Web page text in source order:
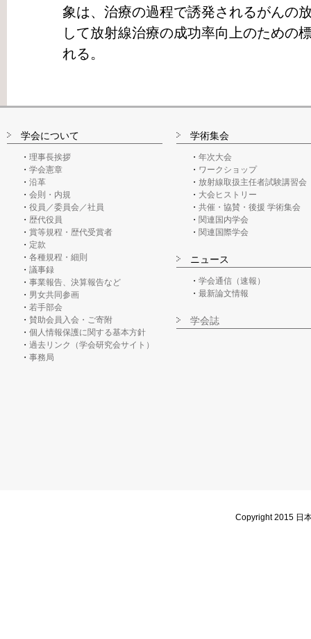
象は、治療の過程で誘発されるがんの
して放射線治療の成功率向上のための
れる。
学会について
理事長挨拶
学会憲章
沿革
会則・内規
役員／委員会／社員
歴代役員
賞等規程・歴代受賞者
定款
各種規程・細則
議事録
事業報告、決算報告など
男女共同参画
若手部会
賛助会員入会・ご寄附
個人情報保護に関する基本方針
過去リンク（学会研究会サイト）
事務局
学術集会
年次大会
ワークショップ
放射線取扱主任者試験講習会
大会ヒストリー
共催・協賛・後援 学術集会
関連国内学会
関連国際学会
ニュース
学会通信（速報）
最新論文情報
学会誌
Copyright 2015 日